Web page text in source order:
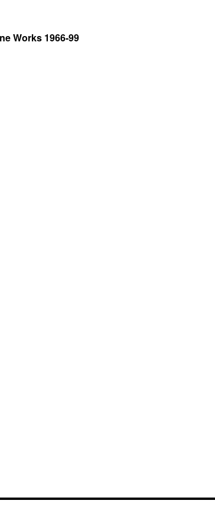
Works 1966-99